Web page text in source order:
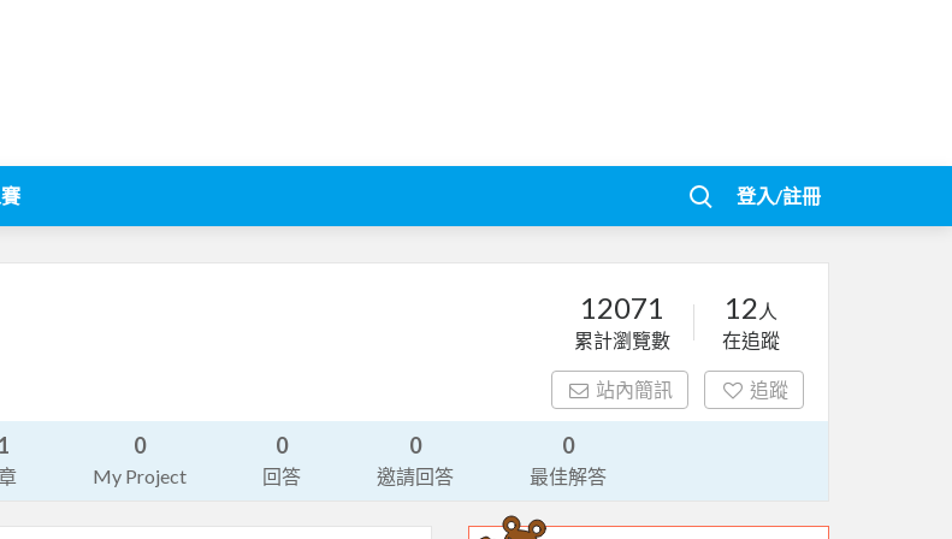
登入/註冊
12071
累計瀏覽數
12 人
在追蹤
站內簡訊 追蹤
0
My Project
0
回答
0
邀請回答
0
最佳解答